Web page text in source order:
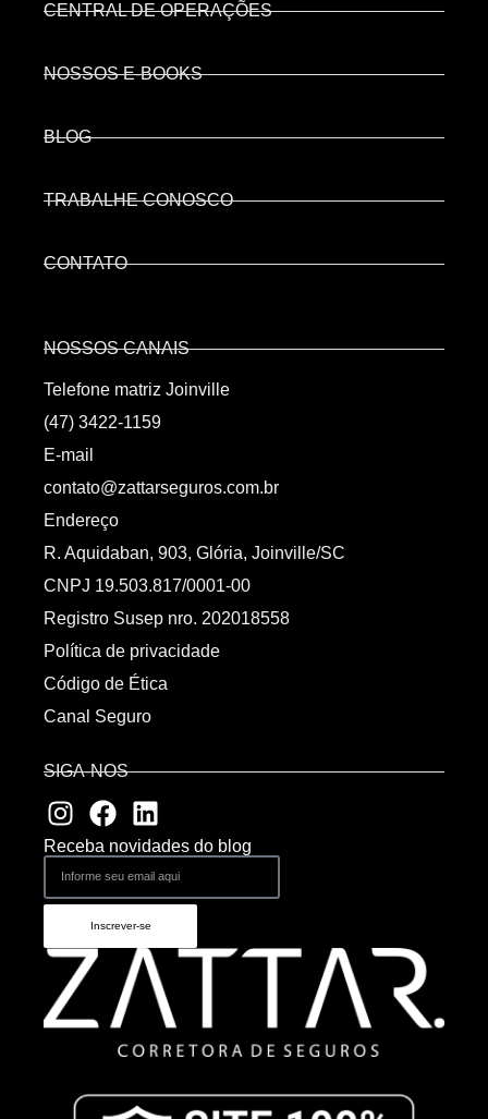
CENTRAL DE OPERAÇÕES
NOSSOS E-BOOKS
BLOG
TRABALHE CONOSCO
CONTATO
NOSSOS CANAIS
Telefone matriz Joinville
(47) 3422-1159
E-mail
contato@zattarseguros.com.br
Endereço
R. Aquidaban, 903, Glória, Joinville/SC
CNPJ 19.503.817/0001-00
Registro Susep nro. 202018558
Política de privacidade
Código de Ética
Canal Seguro
SIGA-NOS
Receba novidades do blog
Inscrever-se